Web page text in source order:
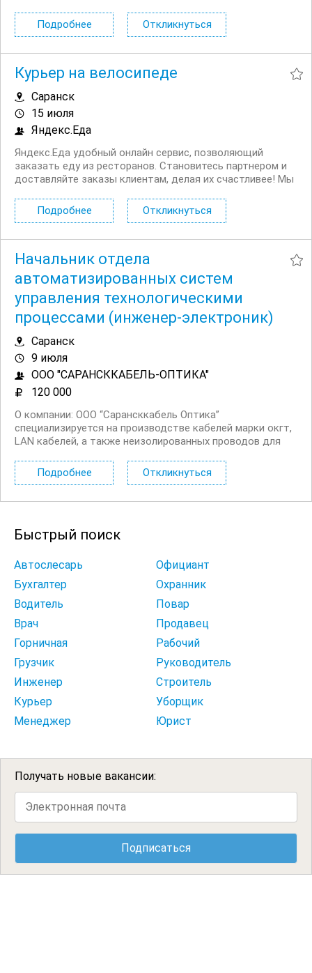
сотрудничающей с сервисом Яндекс.Еда. Условия:
Первая выплата поступает через две недели,...
Подробнее Откликнуться
Курьер на велосипеде
Саранск
15 июля
Яндекс.Еда
Яндекс.Еда удобный онлайн сервис, позволяющий
заказать еду из ресторанов. Становитесь партнером и
доставляйте заказы клиентам, делая их счастливее! Мы
сотрудничающей с сервисом Яндекс.Еда. Условия:
Первая выплата поступает через две недели,...
Подробнее Откликнуться
Начальник отдела
автоматизированных систем
управления технологическими
процессами (инженер-электроник)
Саранск
9 июля
ООО "САРАНСККАБЕЛЬ-ОПТИКА"
120 000
О компании: ООО “Сарансккабель Оптика”
специализируется на производстве кабелей марки окгт,
LAN кабелей, а также неизолированных проводов для
Обязанности: Ремонт и техническое обслуживание
устройств асутп на предприятии. ...
Подробнее Откликнуться
Быстрый поиск
Автослесарь
Официант
Бухгалтер
Охранник
Водитель
Повар
Врач
Продавец
Горничная
Рабочий
Грузчик
Руководитель
Инженер
Строитель
Курьер
Уборщик
Менеджер
Юрист
Получать новые вакансии: